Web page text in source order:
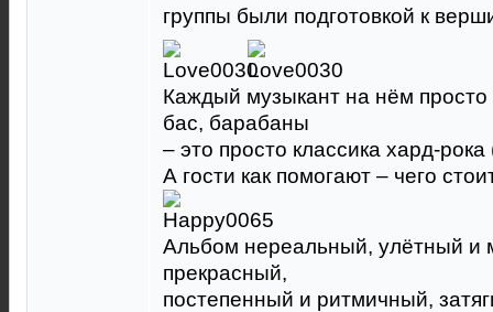
группы были подготовкой к
Каждый музыкант на нём просто
бас, барабаны
– это просто классика хард-
А гости как помогают – чего
Альбом нереальный, улётный и
прекрасный,
постепенный и ритмичный,